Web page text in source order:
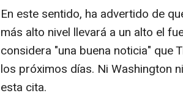
En este sentido, ha advertido de
más alto nivel llevará a un alto el
considera "una buena noticia" que
los próximos días. Ni Washington
esta cita.